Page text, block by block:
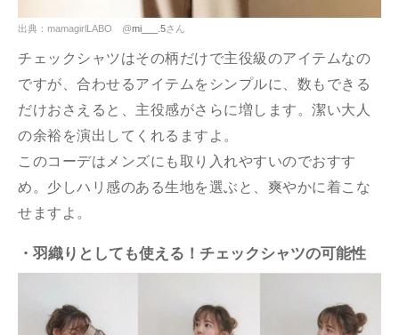
出典：mamagirlLABO @mi___.5さん
チェックシャツはその柄だけで主役級のアイテムなの
ですが、合わせるアイテムをシンプルに、数もできる
だけおさえると、主役感がさらに増します。潔い大人
の余裕を演出してくれるますよ。
このコーデはメンズにも取り入れやすいのでおすす
め。少しハリ感のある生地を選ぶと、爽やかに着こな
せますよ。
・羽織りとしても使える！チェックシャツの可能性